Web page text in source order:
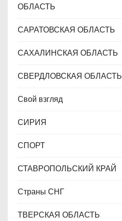
ОБЛАСТЬ
САРАТОВСКАЯ ОБЛАСТЬ
САХАЛИНСКАЯ ОБЛАСТЬ
СВЕРДЛОВСКАЯ ОБЛАСТЬ
Свой взгляд
СИРИЯ
СПОРТ
СТАВРОПОЛЬСКИЙ КРАЙ
Страны СНГ
ТВЕРСКАЯ ОБЛАСТЬ